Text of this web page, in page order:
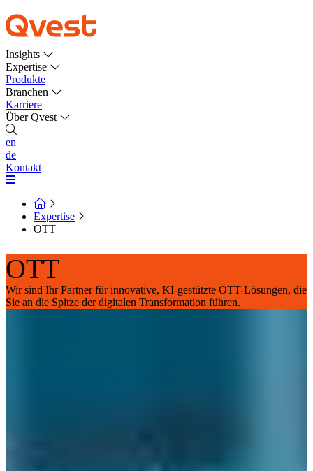
Insights
Expertise
Produkte
Branchen
Karriere
Über Qvest
en
de
Kontakt
Expertise
OTT
OTT
Wir sind Ihr Partner für innovative, KI-gestützte OTT-Lösungen, die
Sie an die Spitze der digitalen Transformation führen.